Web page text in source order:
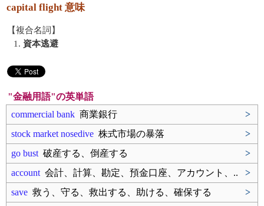
capital flight 意味
【複合名詞】
1. 資本逃避
"金融用語"の英単語
commercial bank 商業銀行
>
stock market nosedive 株式市場の暴落
>
go bust 破産する、倒産する
>
account 会計、計算、勘定、預金口座、アカウント、..
>
save 救う、守る、救出する、助ける、確保する
>